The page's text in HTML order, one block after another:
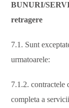
BUNURI/
retragere
7.1. Sunt
urmatoarele:
7.1.2. contractele
completa a